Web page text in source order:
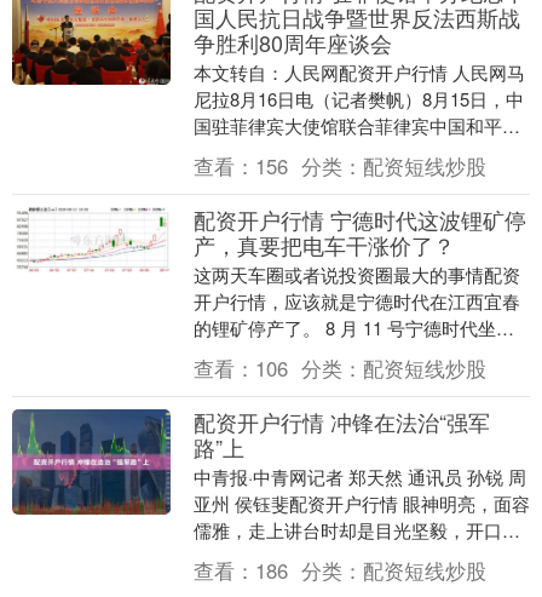
国人民抗日战争暨世界反法西斯战
争胜利80周年座谈会
本文转自：人民网配资开户行情 人民网马
尼拉8月16日电（记者樊帆）8月15日，中
国驻菲律宾大使馆联合菲律宾中国和平统
一促进会，举办纪念中国人民抗日战争暨
世界反法....
查看： 156 分类： 配资短线炒股
配资开户行情 宁德时代这波锂矿停
产，真要把电车干涨价了？
这两天车圈或者说投资圈最大的事情配资
开户行情，应该就是宁德时代在江西宜春
的锂矿停产了。 8 月 11 号宁德时代坐实
消息，第二天碳酸锂期货的价格原地飙
升，无数锂....
查看： 106 分类： 配资短线炒股
配资开户行情 冲锋在法治“强军
路”上
中青报·中青网记者 郑天然 通讯员 孙锐 周
亚州 侯钰斐配资开户行情 眼神明亮，面容
儒雅，走上讲台时却是目光坚毅，开口铿
锵有力。这片三尺讲台，国防大学政治学
院西....
查看： 186 分类： 配资短线炒股